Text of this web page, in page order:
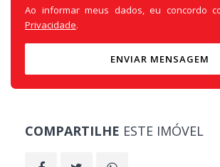
Ao informar meus dados, eu concordo
Privacidade.
ENVIAR MENSAGEM
COMPARTILHE ESTE IMÓVEL